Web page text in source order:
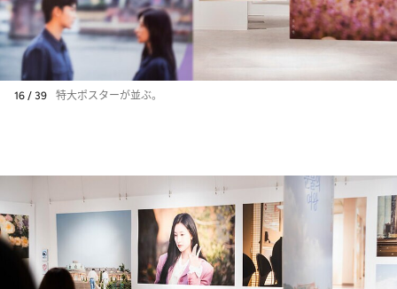
16 / 39 特大ポスターが並ぶ。